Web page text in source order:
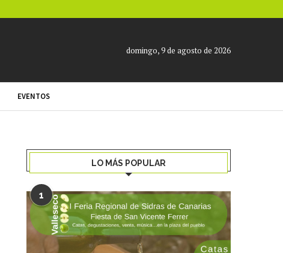
domingo, 9 de agosto de 2026
EVENTOS
LO MÁS POPULAR
1